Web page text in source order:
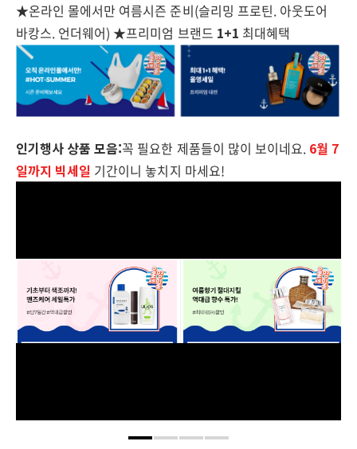
★온라인 몰에서만 여름시즌 준비(슬리밍 프로틴. 아웃도어
바캉스. 언더웨어) ★프리미엄 브랜드 1+1 최대혜택
인기행사 상품 모음:꼭 필요한 제품들이 많이 보이네요. 6월 7
일까지 빅세일 기간이니 놓치지 마세요!